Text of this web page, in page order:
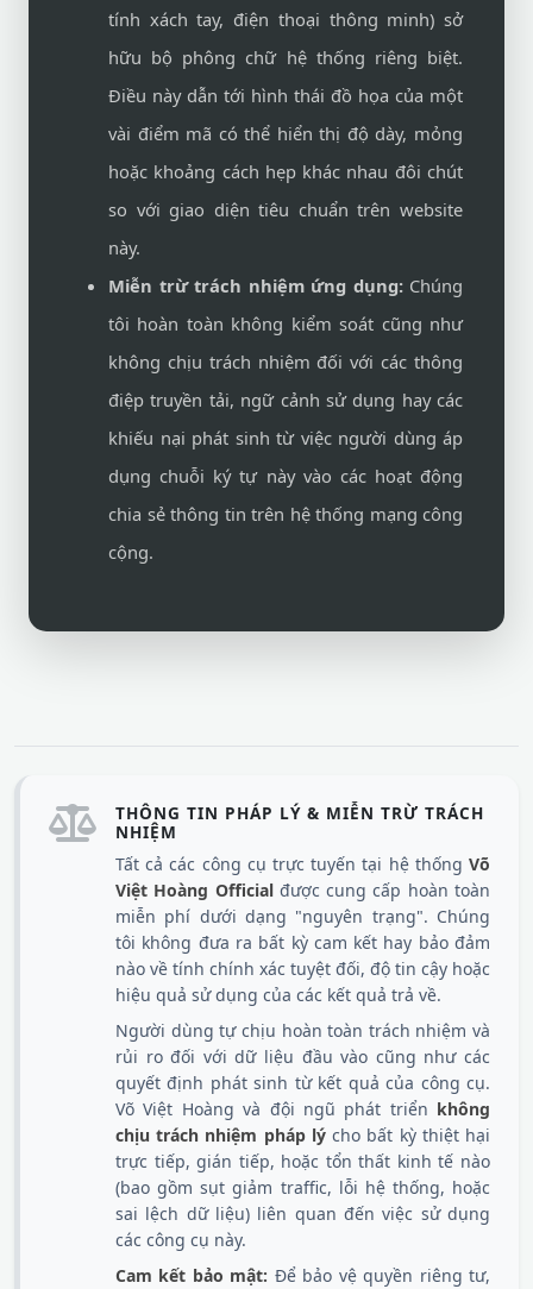
tính xách tay, điện thoại thông minh) sở
hữu bộ phông chữ hệ thống riêng biệt.
Điều này dẫn tới hình thái đồ họa của một
vài điểm mã có thể hiển thị độ dày, mỏng
hoặc khoảng cách hẹp khác nhau đôi chút
so với giao diện tiêu chuẩn trên website
này.
Miễn trừ trách nhiệm ứng dụng:Chúng
tôi hoàn toàn không kiểm soát cũng như
không chịu trách nhiệm đối với các thông
điệp truyền tải, ngữ cảnh sử dụng hay các
khiếu nại phát sinh từ việc người dùng áp
dụng chuỗi ký tự này vào các hoạt động
chia sẻ thông tin trên hệ thống mạng công
cộng.
THÔNG TIN PHÁP LÝ & MIỄN TRỪ TRÁCH
NHIỆM
Tất cả các công cụ trực tuyến tại hệ thống Võ
Việt Hoàng Officialđược cung cấp hoàn toàn
miễn phí dưới dạng "nguyên trạng". Chúng
tôi không đưa ra bất kỳ cam kết hay bảo đảm
nào về tính chính xác tuyệt đối, độ tin cậy hoặc
hiệu quả sử dụng của các kết quả trả về.
Người dùng tự chịu hoàn toàn trách nhiệm và
rủi ro đối với dữ liệu đầu vào cũng như các
quyết định phát sinh từ kết quả của công cụ.
Võ Việt Hoàng và đội ngũ phát triển không
chịu trách nhiệm pháp lýcho bất kỳ thiệt hại
trực tiếp, gián tiếp, hoặc tổn thất kinh tế nào
(bao gồm sụt giảm traffic, lỗi hệ thống, hoặc
sai lệch dữ liệu) liên quan đến việc sử dụng
các công cụ này.
Cam kết bảo mật: Để bảo vệ quyền riêng tư,